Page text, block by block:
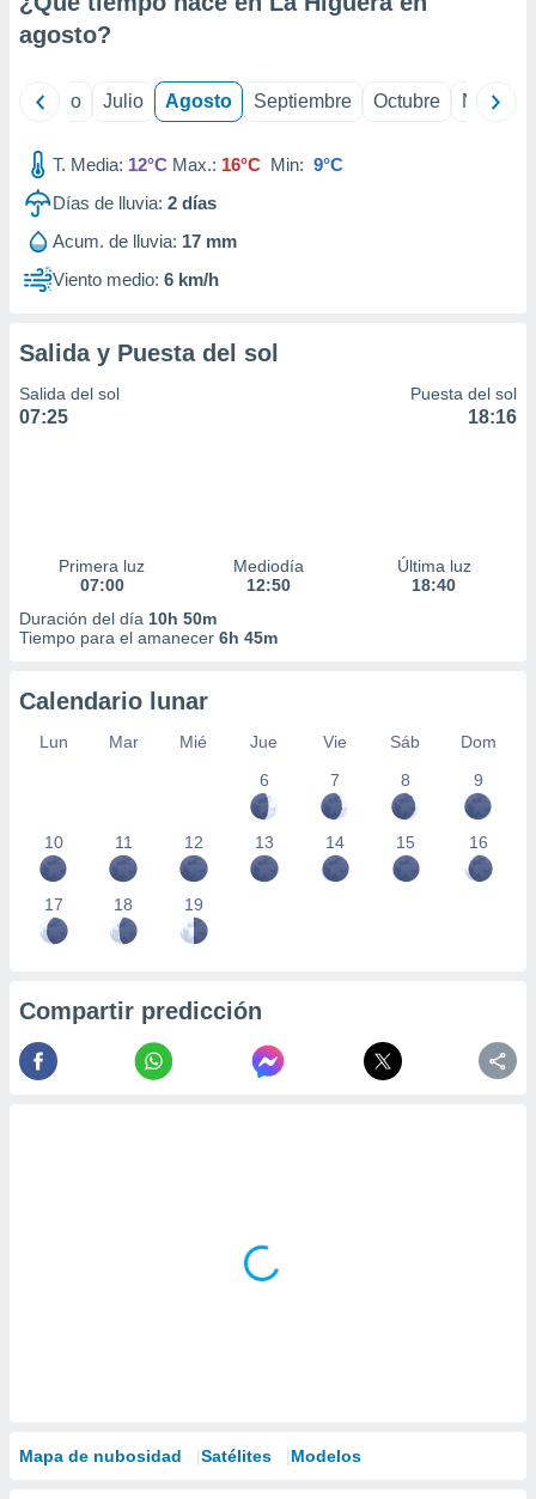
e
publicidad
publicidad
de
agosto?
Junio Julio Agosto Septiembre Octubre
T. Media: 12°C Max.: 16°C Min: 9°C
Días de lluvia: 2 días
Acum. de lluvia: 17 mm
Viento medio: 6 km/h
Salida y Puesta del sol
Salida del sol
07:25
Puesta del sol
18:16
Primera luz
07:00
Mediodía
12:50
Última luz
18:40
Duración del día 10h 50m
Tiempo para el amanecer 6h 45m
Calendario lunar
Lun Mar Mié Jue Vie Sáb
Dom
6
7 8 9
10 11 12 13 14 15 16
17 18 19
Compartir predicción
Mapa de nubosidad Satélites Modelos